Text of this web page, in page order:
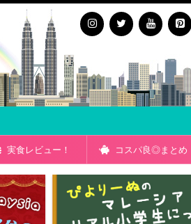
実食レビュー！ コスパ良◎まとめ